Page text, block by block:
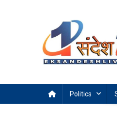
Politics